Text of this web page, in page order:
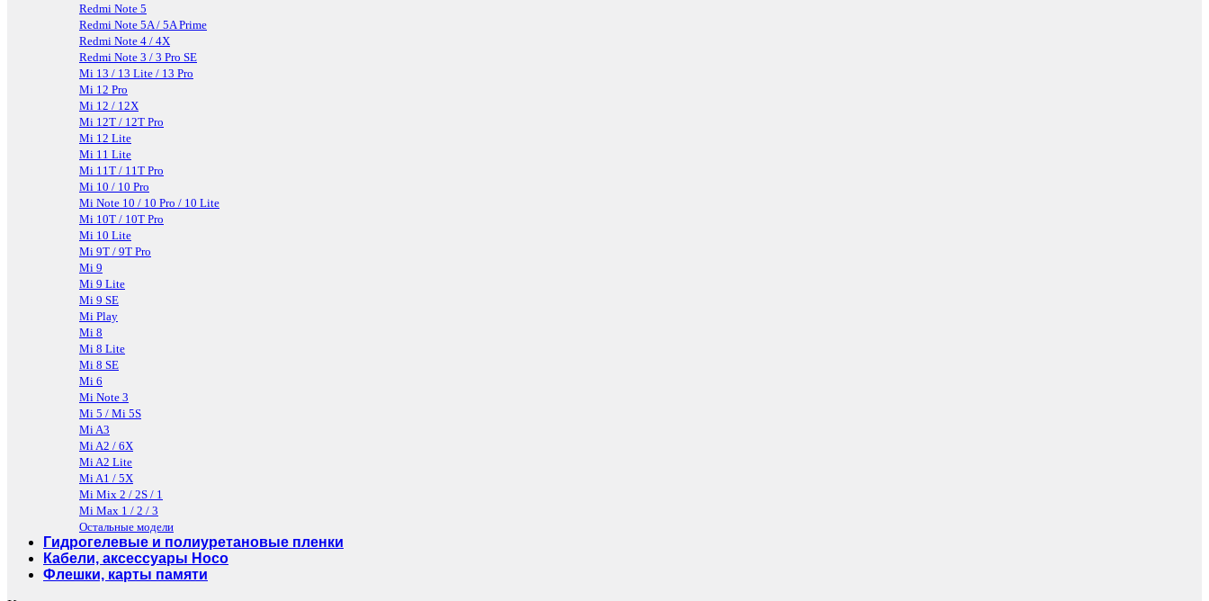
Redmi Note 5
Redmi Note 5A / 5A Prime
Redmi Note 4 / 4X
Redmi Note 3 / 3 Pro SE
Mi 13 / 13 Lite / 13 Pro
Mi 12 Pro
Mi 12 / 12X
Mi 12T / 12T Pro
Mi 12 Lite
Mi 11 Lite
Mi 11T / 11T Pro
Mi 10 / 10 Pro
Mi Note 10 / 10 Pro / 10 Lite
Mi 10T / 10T Pro
Mi 10 Lite
Mi 9T / 9T Pro
Mi 9
Mi 9 Lite
Mi 9 SE
Mi Play
Mi 8
Mi 8 Lite
Mi 8 SE
Mi 6
Mi Note 3
Mi 5 / Mi 5S
Mi A3
Mi A2 / 6X
Mi A2 Lite
Mi A1 / 5X
Mi Mix 2 / 2S / 1
Mi Max 1 / 2 / 3
Остальные модели
Гидрогелевые и полиуретановые пленки
Кабели, аксессуары Hoco
Флешки, карты памяти